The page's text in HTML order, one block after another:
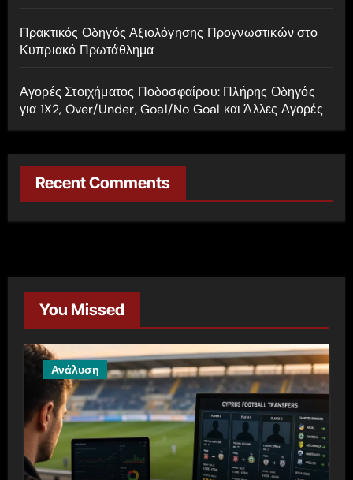
Πρακτικός Οδηγός Αξιολόγησης Προγνωστικών στο
Κυπριακό Πρωτάθλημα
Αγορές Στοιχήματος Ποδοσφαίρου: Πλήρης Οδηγός
για 1X2, Over/Under, Goal/No Goal και Άλλες Αγορές
Recent Comments
You Missed
Ανάλυση